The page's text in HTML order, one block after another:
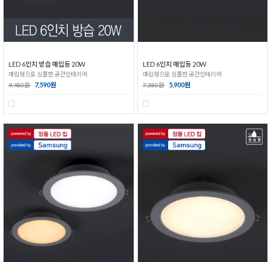
LED 6인치 방습 매입등 20W
매립형으로 심플한 공간인테리어
9,480원 7,590원
LED 6인치 매입등 20W
매립형으로 심플한 공간인테리어
7,380원
5,900원